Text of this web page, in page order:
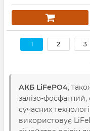
1 2 3
АКБ LiFePO4,
залізо-фосфатний,
сучасних
використовує